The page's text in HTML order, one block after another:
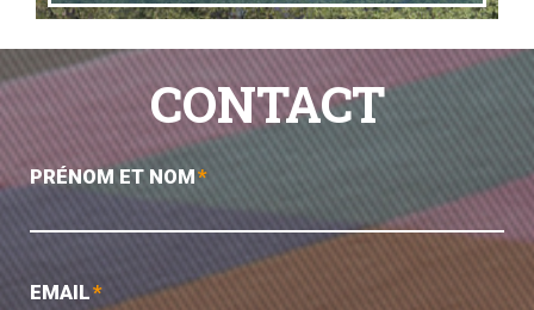
CONTACT
PRÉNOM ET NOM*
EMAIL*